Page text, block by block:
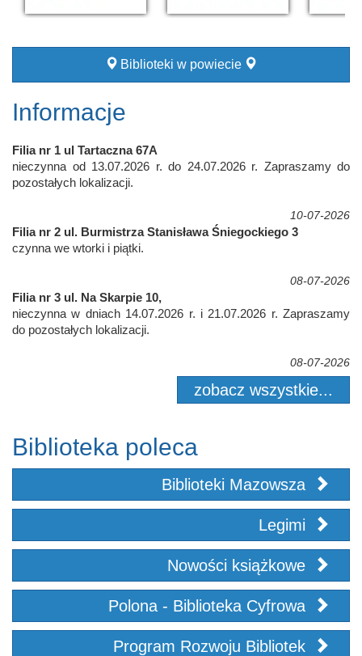
Biblioteki w powiecie
Informacje
Filia nr 1 ul Tartaczna 67A
nieczynna od 13.07.2026 r. do 24.07.2026 r. Zapraszamy do
pozostałych lokalizacji.
10-07-2026
Filia nr 2 ul. Burmistrza Stanisława Śniegockiego 3
czynna we wtorki i piątki.
08-07-2026
Filia nr 3 ul. Na Skarpie 10,
nieczynna w dniach 14.07.2026 r. i 21.07.2026 r. Zapraszamy
do pozostałych lokalizacji.
08-07-2026
zobacz wszystkie...
Biblioteka poleca
Biblioteki Mazowsza
Legimi
Nowości książkowe
Polona - Biblioteka Cyfrowa
Program Rozwoju Bibliotek